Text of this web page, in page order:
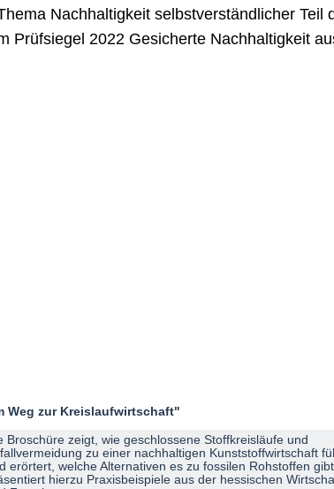
Nachhaltigkeit selbstverständlicher Teil
Prüfsiegel 2022 Gesicherte Nachhaltigkeit
Weg zur Kreislaufwirtschaft"
Broschüre zeigt, wie geschlossene Stoffkreisläufe und
zu einer nachhaltigen Kunststoffwirtschaft
erörtert, welche Alternativen es zu fossilen Rohstoffen
hierzu Praxisbeispiele aus der hessischen